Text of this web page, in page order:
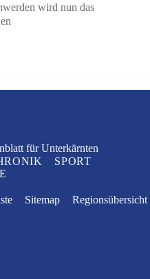
wird nun das
für Unterkärnten
SPORT
Sitemap
Regionsübersicht